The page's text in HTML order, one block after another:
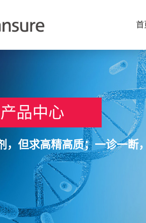
首
产品中心
，但求高精高质；一诊一断